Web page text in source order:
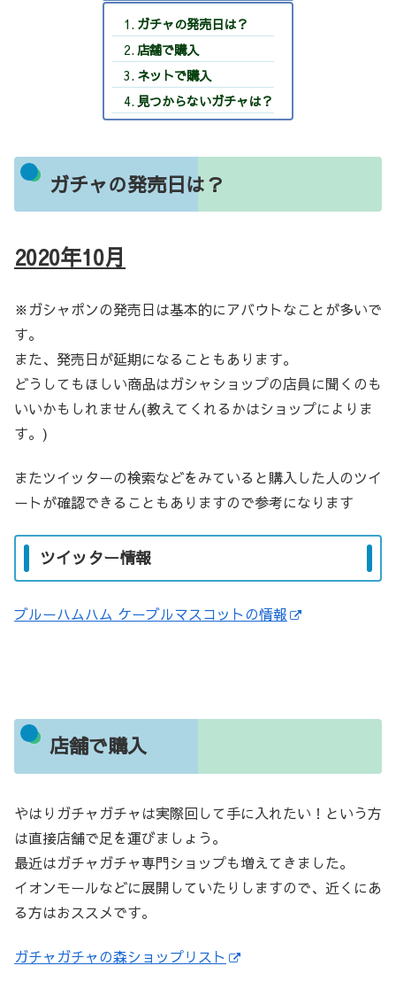
ガチャの発売日は？
店舗で購入
ネットで購入
見つからないガチャは？
ガチャの発売日は？
2020年10月
※ガシャポンの発売日は基本的にアバウトなことが多いで
す。
また、発売日が延期になることもあります。
どうしてもほしい商品はガシャショップの店員に聞くのも
いいかもしれません(教えてくれるかはショップによりま
す。)
またツイッターの検索などをみていると購入した人のツイ
ートが確認できることもありますので参考になります
ツイッター情報
ブルーハムハム ケーブルマスコットの情報
店舗で購入
やはりガチャガチャは実際回して手に入れたい！という方
は直接店舗で足を運びましょう。
最近はガチャガチャ専門ショップも増えてきました。
イオンモールなどに展開していたりしますので、近くにあ
る方はおススメです。
ガチャガチャの森ショップリスト